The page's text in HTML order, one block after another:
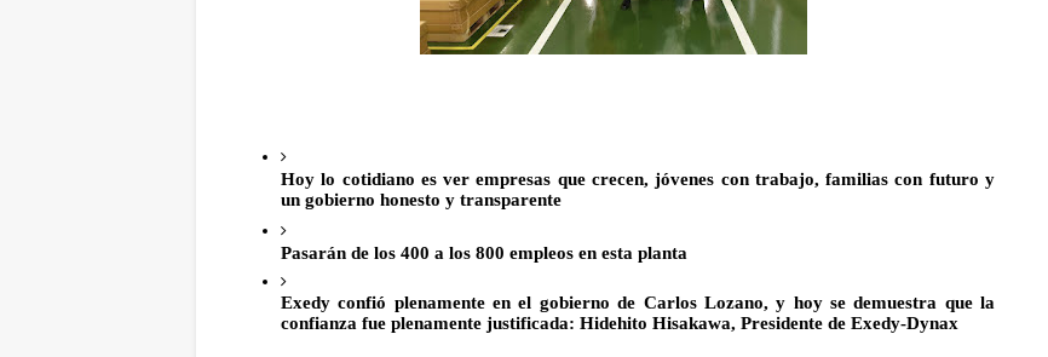
Hoy lo cotidiano es ver empresas que crecen, jóvenes con trabajo, familias con futuro y
un gobierno honesto y transparente
Pasarán de los 400 a los 800 empleos en esta planta
Exedy confió plenamente en el gobierno de Carlos Lozano, y hoy se demuestra que la
confianza fue plenamente justificada: Hidehito Hisakawa, Presidente de Exedy-Dynax